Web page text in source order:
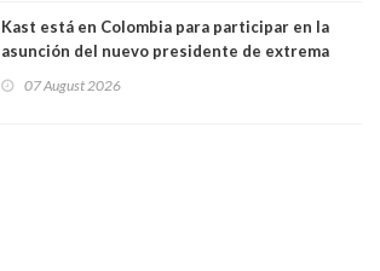
Kast está en Colombia para participar en la
asunción del nuevo presidente de extrema
07 August 2026